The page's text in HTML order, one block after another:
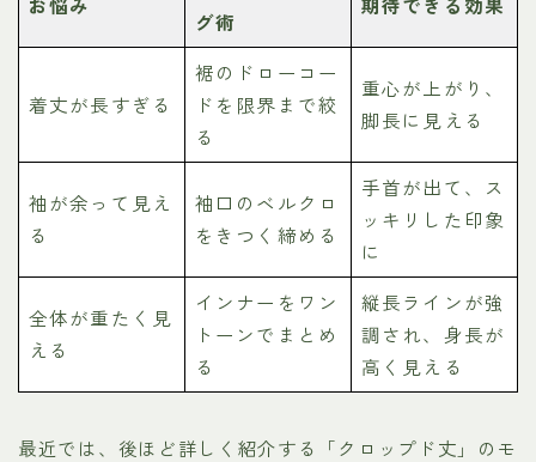
グ術
着丈が長すぎる
裾のドローコー
ドを限界まで絞
る
重心が上がり、
脚長に見える
袖が余って見え
る
袖口のベルクロ
をきつく締める
手首が出て、ス
ッキリした印象
に
全体が重たく見
える
インナーをワン
トーンでまとめ
る
縦長ラインが強
調され、身長が
高く見える
最近では、後ほど詳しく紹介する「クロップド丈」のモ